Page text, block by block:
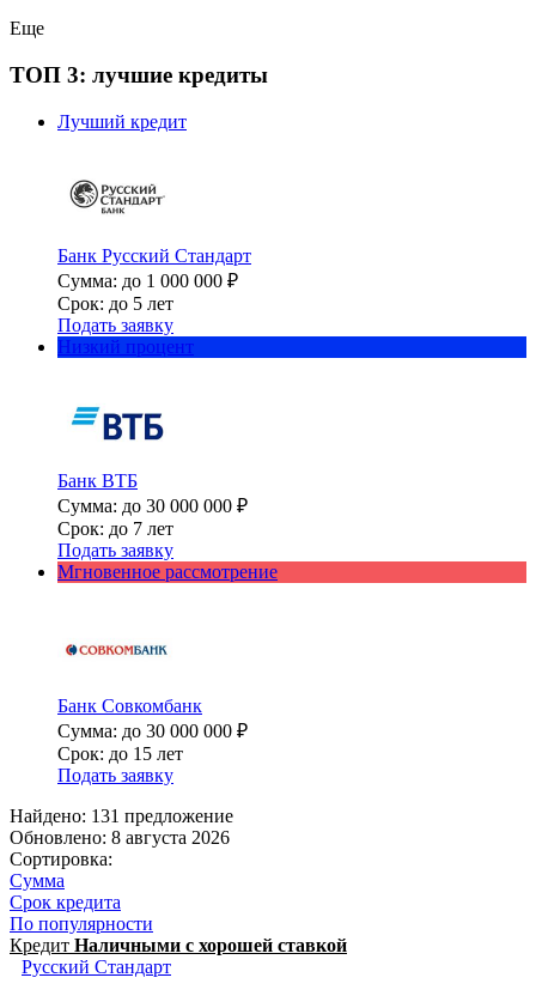
Еще
ТОП 3: лучшие кредиты
Лучший кредит
Банк Русский Стандарт
Сумма: до 1 000 000 ₽
Срок: до 5 лет
Подать заявку
Низкий процент
Банк ВТБ
Сумма: до 30 000 000 ₽
Срок: до 7 лет
Подать заявку
Мгновенное рассмотрение
Банк Совкомбанк
Сумма: до 30 000 000 ₽
Срок: до 15 лет
Подать заявку
Найдено: 131 предложение
Обновлено: 8 августа 2026
Сортировка:
Сумма
Срок кредита
По популярности
Кредит Наличными с хорошей ставкой
Русский Стандарт